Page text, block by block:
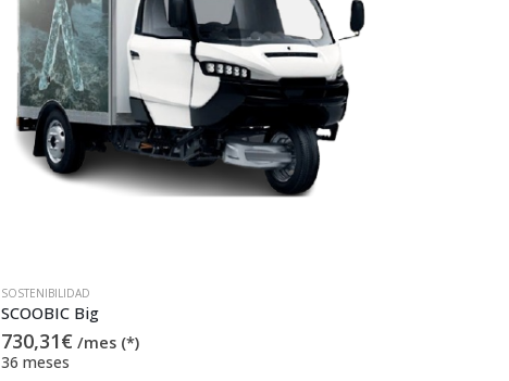
SOSTENIBILIDAD
SCOOBIC Big
730,31€ /mes (*)
36 meses